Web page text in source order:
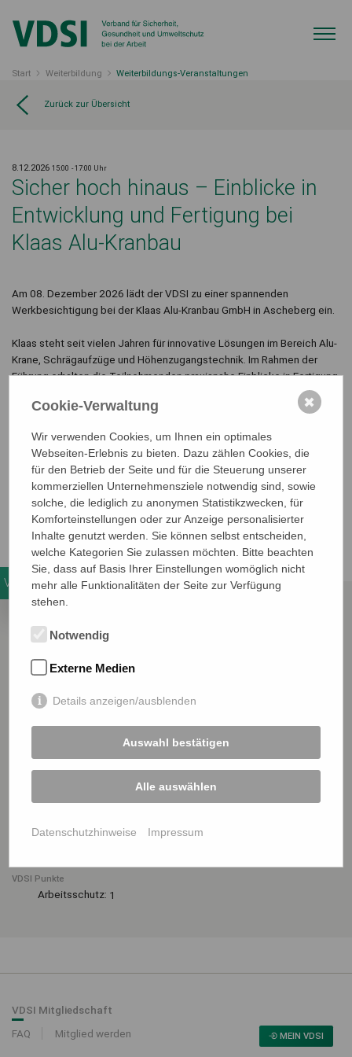
Start Weiterbildung Weiterbildungs-Veranstaltungen
Zurück zur Übersicht
8.12.2026 15:00 - 17:00 Uhr
Sicher hoch hinaus – Einblicke in
Entwicklung und Fertigung bei
Klaas Alu-Kranbau
Am 08. Dezember 2026 lädt der VDSI zu einer spannenden
Werkbesichtigung bei der Klaas Alu-Kranbau GmbH in Ascheberg ein.
Klaas steht seit vielen Jahren für innovative Lösungen im Bereich Alu-
Krane, Schrägaufzüge und Höhenzugangstechnik. Im Rahmen der
Führung erhalten die Teilnehmenden praxisnahe Einblicke in Fertigung,
technische Entwicklungen und betriebliche Abläufe. Dabei steht auch
die Frage im Fokus, welche Rolle Arbeitssicherheit, Ergonomie und
Krantechnik spielen.
Die Veranstaltung bietet eine gute Gelegenheit, Technik live zu
erleben, sich fachlich auszutauschen und Impulse für die eigene
Präventions- und Sicherheitsarbeit mitzunehmen.
Die Teilnehmerzahl ist auf 12 bis 20 Personen begrenzt.
Veranstaltungsdetails
Veranstalter
Klaas Alu-Kranbau GmbH
59387 Ascheberg
Andreas Kohaupt
E-Mail:andreas.kohaupt@adug.de
VDSI Punkte
Arbeitsschutz: 1
VDSI Mitgliedschaft
MEIN VDSI
FAQ Mitglied werden
Cookie-Verwaltung
Wir verwenden Cookies, um Ihnen ein optimales
Webseiten-Erlebnis zu bieten. Dazu zählen Cookies, die
für den Betrieb der Seite und für die Steuerung unserer
kommerziellen Unternehmensziele notwendig sind, sowie
solche, die lediglich zu anonymen Statistikzwecken, für
Komforteinstellungen oder zur Anzeige personalisierter
Inhalte genutzt werden. Sie können selbst entscheiden,
welche Kategorien Sie zulassen möchten. Bitte beachten
Sie, dass auf Basis Ihrer Einstellungen womöglich nicht
mehr alle Funktionalitäten der Seite zur Verfügung
stehen.
Notwendig
Externe Medien
Details anzeigen/ausblenden
Auswahl bestätigen
Alle auswählen
Datenschutzhinweise Impressum
✖